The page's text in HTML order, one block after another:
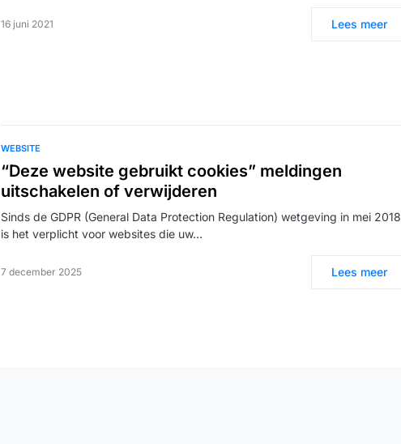
16 juni 2021 Lees meer
WEBSITE
“Deze website gebruikt cookies” meldingen
uitschakelen of verwijderen
Sinds de GDPR (General Data Protection Regulation) wetgeving in mei 2018
is het verplicht voor websites die uw…
7 december 2025 Lees meer